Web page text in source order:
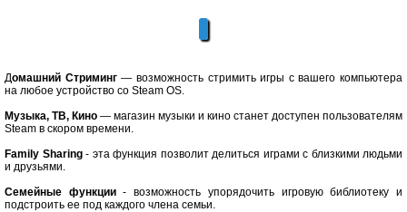
Домашний Стриминг— возможность стримить игры с вашего компьютера
на любое устройство со Steam OS.
Музыка, ТВ, Кино — магазин музыки и кино станет доступен пользователям
Steam в скором времени.
Family Sharing- эта функция позволит делиться играми с близкими людьми
и друзьями.
Семейные функции- возможность упорядочить игровую библиотеку и
подстроить ее под каждого члена семьи.